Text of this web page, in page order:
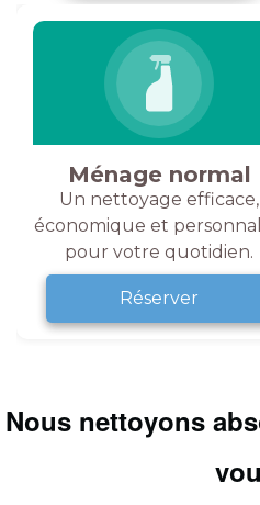
Ménage normal
Un nettoyage efficace,
économique et
pour votre quotidien.
Réserver
Nous nettoyons